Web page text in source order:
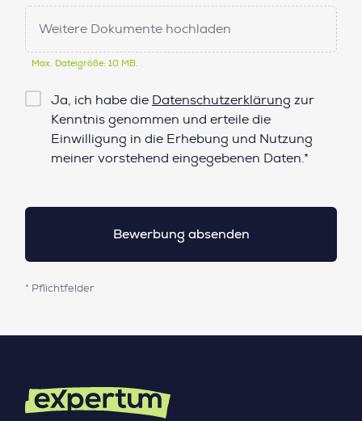
Weitere Dokumente hochladen
Max. Dateigröße: 10 MB.
Checkbox
Datenschutz*
Ja, ich habe die Datenschutzerklärung zur
Kenntnis genommen und erteile die
Einwilligung in die Erhebung und Nutzung
meiner vorstehend eingegebenen Daten.*
* Pflichtfelder